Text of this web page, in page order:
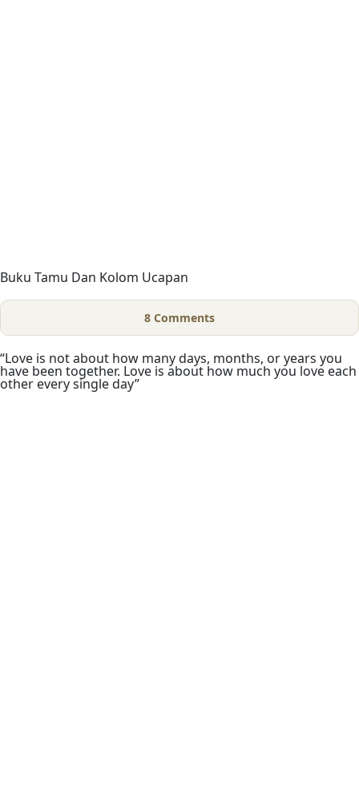
Buku Tamu Dan Kolom Ucapan
8 Comments
“Love is not about how many days, months, or years you
have been together. Love is about how much you love each
other every single day”